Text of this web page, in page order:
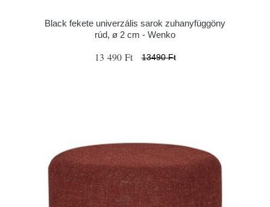
Black fekete univerzális sarok zuhanyfüggöny
rúd, ø 2 cm - Wenko
13 490 Ft 13490 Ft